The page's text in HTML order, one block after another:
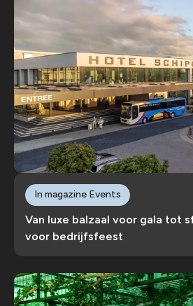
Van luxe balzaal voor gala tot
voor bedrijfsfeest
In magazine Events